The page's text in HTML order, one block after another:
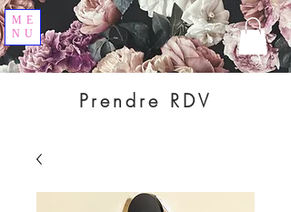
ME
NU
Prendre RDV